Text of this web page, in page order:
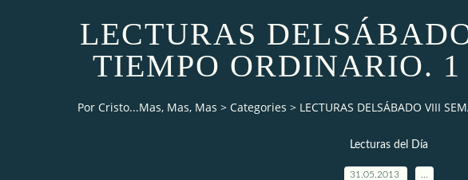
LECTURAS
TIEMPO ORDINARIO. 1
Por Cristo...Mas, Mas, Mas > Categories > LECTURAS DELSÁBADO VIII
Lecturas del Día
31.05.2013